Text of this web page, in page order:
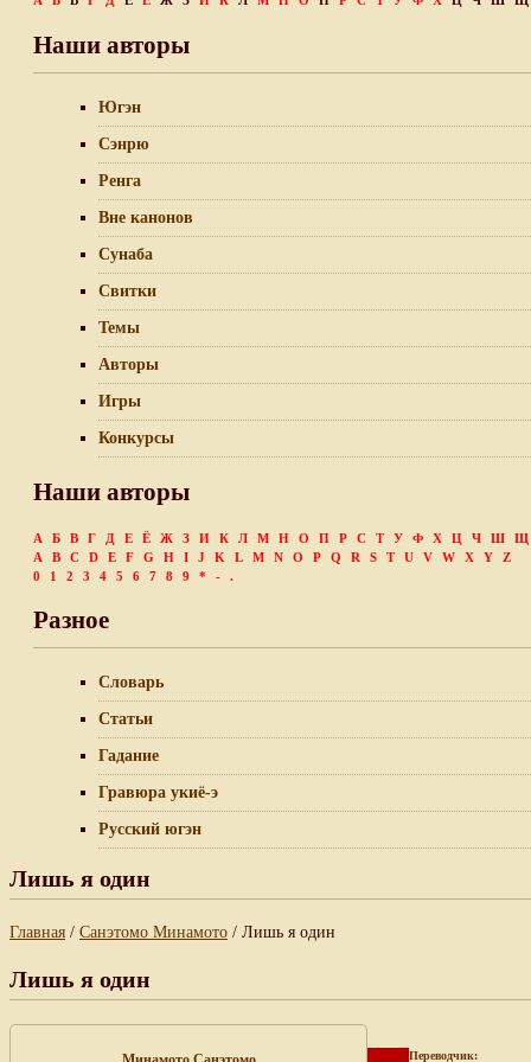
Наши авторы
Югэн
Сэнрю
Ренга
Вне канонов
Сунаба
Свитки
Темы
Авторы
Игры
Конкурсы
Наши авторы
А Б В Г Д Е Ё Ж З И К Л М Н О П Р С Т У Ф Х Ц Ч Ш Щ
A
B C D E F G H I J K L M N O P Q R S T U V W X Y
Z
0
1 2 3 4 5 6 7 8 9 * - .
Разное
Словарь
Статьи
Гадание
Гравюра укиё-э
Русский югэн
Лишь я один
Главная / Санэтомо Минамото / Лишь я один
Лишь я один
Переводчик: